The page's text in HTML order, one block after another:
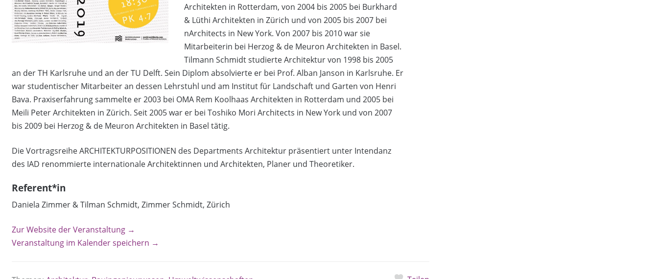
Architekten in Rotterdam, von 2004 bis 2005 bei Burkhard
& Lüthi Architekten in Zürich und von 2005 bis 2007 bei
nArchitects in New York. Von 2007 bis 2010 war sie
Mitarbeiterin bei Herzog & de Meuron Architekten in Basel.
Tilmann Schmidt studierte Architektur von 1998 bis 2005
an der TH Karlsruhe und an der TU Delft. Sein Diplom absolvierte er bei Prof. Alban Janson in Karlsruhe. Er
war studentischer Mitarbeiter an dessen Lehrstuhl und am Institut für Landschaft und Garten von Henri
Bava. Praxiserfahrung sammelte er 2003 bei OMA Rem Koolhaas Architekten in Rotterdam und 2005 bei
Meili Peter Architekten in Zürich. Seit 2005 war er bei Toshiko Mori Architects in New York und von 2007
bis 2009 bei Herzog & de Meuron Architekten in Basel tätig.
Die Vortragsreihe ARCHITEKTURPOSITIONEN des Departments Architektur präsentiert unter Intendanz
des IAD renommierte internationale Architektinnen und Architekten, Planer und Theoretiker.
Referent*in
Daniela Zimmer & Tilman Schmidt, Zimmer Schmidt, Zürich
Zur Website der Veranstaltung →
Veranstaltung im Kalender speichern →